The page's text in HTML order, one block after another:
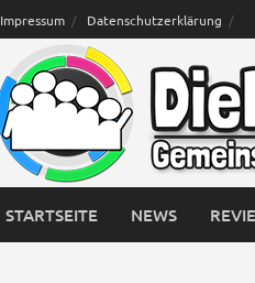
Impressum Datenschutzerklärung
STARTSEITE NEWS